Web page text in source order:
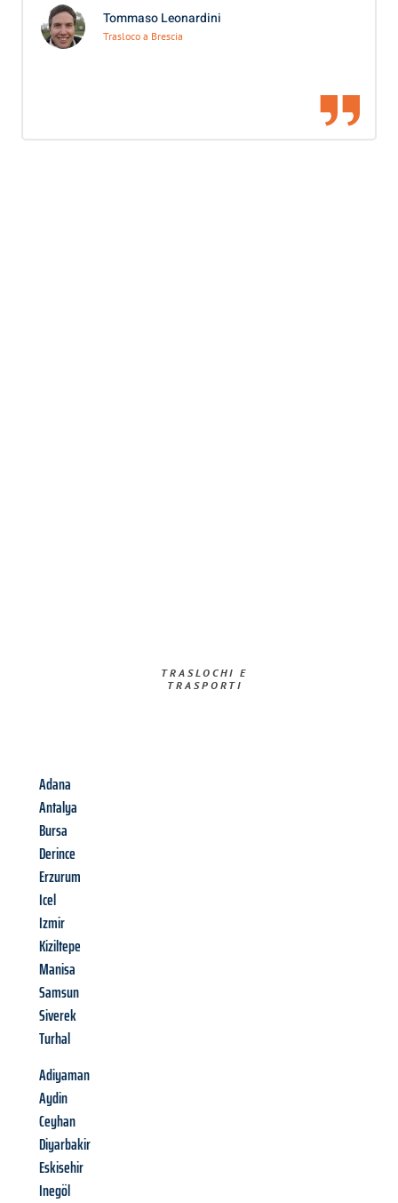
Tommaso Leonardini
Trasloco a Brescia
TRASLOCHI E
TRASPORTI​
Adana
Antalya
Bursa
Derince
Erzurum
Icel
Izmir
Kiziltepe
Manisa
Samsun
Siverek
Turhal
Adiyaman
Aydin
Ceyhan
Diyarbakir
Eskisehir
Inegöl